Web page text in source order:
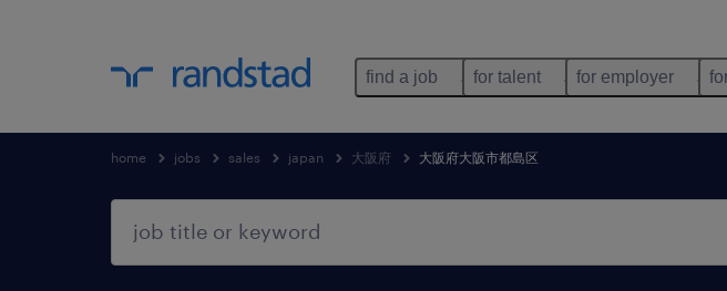
find a job for talent for employer
home jobs sales japan 大阪府 大阪府大阪市都島区